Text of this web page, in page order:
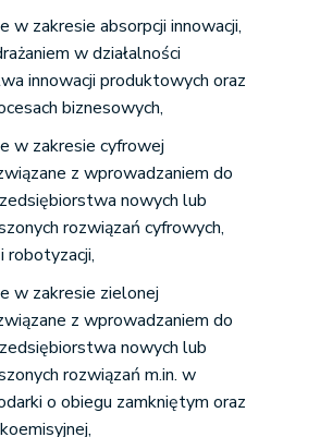
w zakresie absorpcji innowacji,
w działalności
innowacji produktowych oraz
biznesowych,
w zakresie cyfrowej
z wprowadzaniem do
nowych lub
rozwiązań cyfrowych,
robotyzacji,
w zakresie zielonej
z wprowadzaniem do
nowych lub
rozwiązań m.in. w
o obiegu zamkniętym oraz